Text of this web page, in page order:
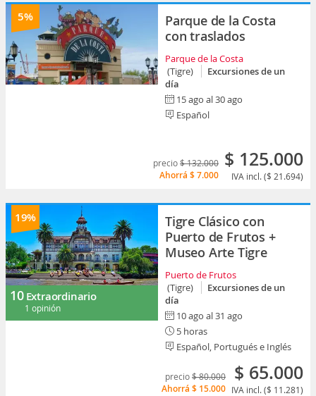
5%
Parque de la Costa
con traslados
Parque de la Costa
(Tigre)
Excursiones de un
día
15 ago al 30 ago
Español
precio$ 132.000
Ahorrá $ 7.000
$ 125.000
IVA incl. ($ 21.694)
19%
10 Extraordinario
1 opinión
Tigre Clásico con
Puerto de Frutos +
Museo Arte Tigre
Puerto de Frutos
(Tigre)
Excursiones de un
día
10 ago al 31 ago
5 horas
Español, Portugués e Inglés
precio$ 80.000
Ahorrá $ 15.000
$ 65.000
IVA incl. ($ 11.281)